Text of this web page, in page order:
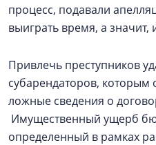
процесс, подавали
выиграть время, а значит,
Привлечь преступников
субарендаторов, которым
ложные сведения о
Имущественный ущерб
определенный в рамках